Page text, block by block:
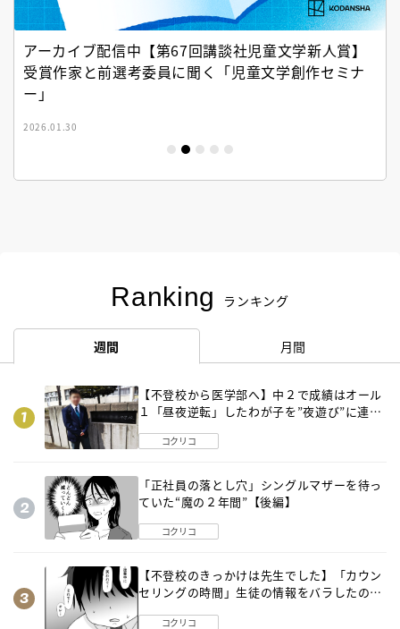
アーカイブ配信中【第67回講談社児童文学新人賞】
受賞作家と前選考委員に聞く「児童文学創作セミナ
ー」
2026.01.30
Ranking ランキング
週間 月間
【不登校から医学部へ】中２で成績はオール
１「昼夜逆転」したわが子を”夜遊び”に連れ
コクリコ
「正社員の落とし穴」シングルマザーを待っ
ていた“魔の２年間”【後編】
コクリコ
【不登校のきっかけは先生でした】「カウン
セリングの時間」生徒の情報をバラしたの
コクリコ